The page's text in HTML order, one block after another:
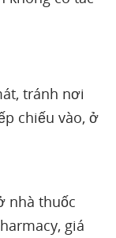
tránh nơi
chiếu vào, ở
nhà thuốc
giá